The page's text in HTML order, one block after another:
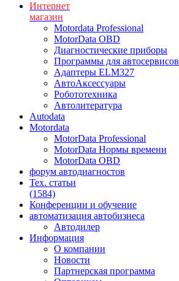
Интернет
магазин
Motordata Professional
MotorData OBD
Диагностические приборы
Программы для автосервисов
Адаптеры ELM327
АвтоАксессуары
Робототехника
Автолитература
Autodata
Motordata
MotorData Professional
MotorData Нормы времени
MotorData OBD
форум автодиагностов
Тех. статьи
(1584)
Конференции и обучение
автоматизация автобизнеса
Автодилер
Информация
О компании
Новости
Партнерская программа